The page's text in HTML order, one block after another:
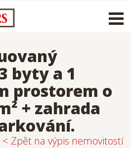
byty a 1
prostorem o
+ zahrada
< Zpět na výpis nemovitostí